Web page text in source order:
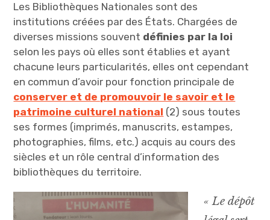
Les Bibliothèques Nationales sont des
institutions créées par des États. Chargées de
diverses missions souvent définies par la loi
selon les pays où elles sont établies et ayant
chacune leurs particularités, elles ont cependant
en commun d’avoir pour fonction principale de
conserver et de promouvoir le savoir et le
patrimoine culturel national (2) sous toutes
ses formes (imprimés, manuscrits, estampes,
photographies, films, etc.) acquis au cours des
siècles et un rôle central d’information des
bibliothèques du territoire.
« Le dépôt